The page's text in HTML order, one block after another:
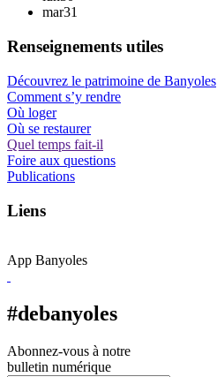
mar31
Renseignements utiles
Découvrez le patrimoine de Banyoles
Comment s’y rendre
Où loger
Où se restaurer
Quel temps fait-il
Foire aux questions
Publications
Liens
App Banyoles
#debanyoles
Abonnez-vous à notre
bulletin numérique